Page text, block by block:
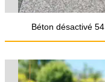
Béton désactivé 54